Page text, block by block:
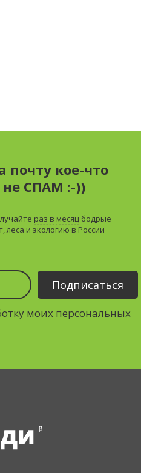
кое-что
не СПАМ :-))
раз в месяц бодрые
леса и экологию в России
моих персональных